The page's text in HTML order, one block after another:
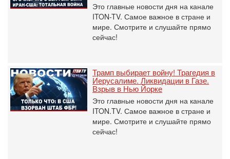
Это главные новости дня на канале
ITON-TV. Самое важное в стране и
мире. Смотрите и слушайте прямо
сейчас!
Трамп выбирает войну! Трагедия в
Иерусалиме. Ликвидации в Газе.
Взрыв в Нью Йорке
Это главные новости дня на канале
ITON.TV. Самое важное в стране и
мире. Смотрите и слушайте прямо
сейчас!